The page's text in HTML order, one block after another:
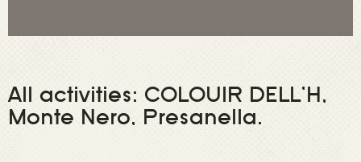
All activities: COLOUIR DELL’H,
Monte Nero, Presanella.